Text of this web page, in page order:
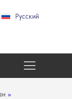
Русский
»